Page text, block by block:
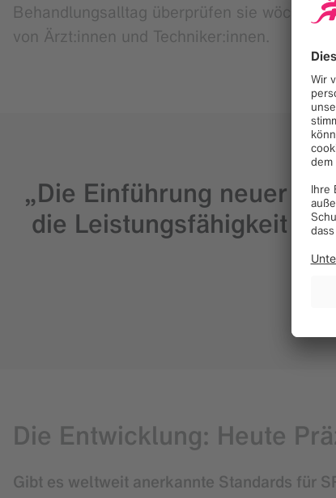
Behandlungsalltag überprüfen sie
von Ärzt:innen und Techniker:innen.
„Die Einführung neuer
die Leistungsfähigkeit
Die Entwicklung: Heute
Gibt es weltweit anerkannte Standards für